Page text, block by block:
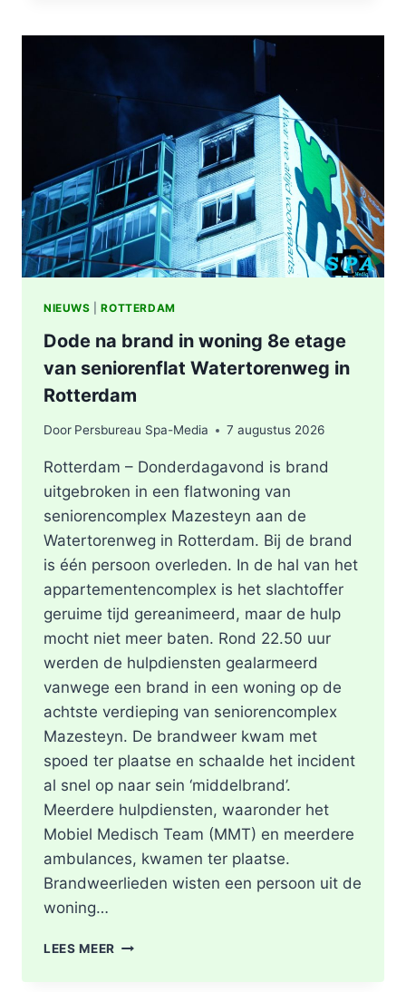
STEEKINCIDENT
KAREL
DOORMANSTRAAT
ROTTERDAM
NIEUWS |ROTTERDAM
Dode na brand in woning 8e etage
van seniorenflat Watertorenweg in
Rotterdam
Door Persbureau Spa-Media 7 augustus 2026
Rotterdam – Donderdagavond is brand
uitgebroken in een flatwoning van
seniorencomplex Mazesteyn aan de
Watertorenweg in Rotterdam. Bij de brand
is één persoon overleden. In de hal van het
appartementencomplex is het slachtoffer
geruime tijd gereanimeerd, maar de hulp
mocht niet meer baten. Rond 22.50 uur
werden de hulpdiensten gealarmeerd
vanwege een brand in een woning op de
achtste verdieping van seniorencomplex
Mazesteyn. De brandweer kwam met
spoed ter plaatse en schaalde het incident
al snel op naar sein ‘middelbrand’.
Meerdere hulpdiensten, waaronder het
Mobiel Medisch Team (MMT) en meerdere
ambulances, kwamen ter plaatse.
Brandweerlieden wisten een persoon uit de
woning…
LEES MEER DODE